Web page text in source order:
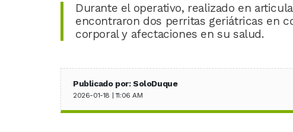
Durante el operativo, realizado en
encontraron dos perritas geriátricas en
corporal y afectaciones en su salud.
Publicado por: SoloDuque
2026-01-18 | 11:06 AM